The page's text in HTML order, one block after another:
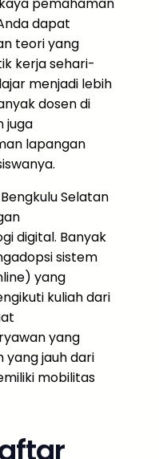
dapat
teori yang
kerja sehari-
menjadi lebih
dosen di
juga
lapangan
Selatan
digital. Banyak
sistem
yang
kuliah dari
yang
jauh dari
mobilitas